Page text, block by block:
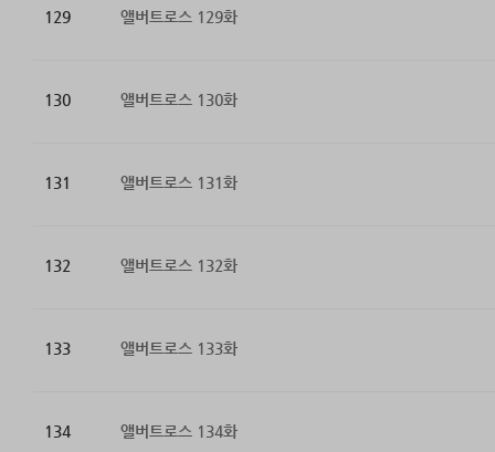
129 앨버트로스 129화
130 앨버트로스 130화
131 앨버트로스 131화
132 앨버트로스 132화
133 앨버트로스 133화
134 앨버트로스 134화